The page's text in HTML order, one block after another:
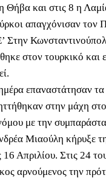
Θήβα και στις 8 η
απαγχόνισαν τον
Στην
στον τουρκικό και
επαναστάτησαν
στην μάχη
με την
Μιαούλη κήρυξε
Απριλίου. Στις 24
αρνούμενος την